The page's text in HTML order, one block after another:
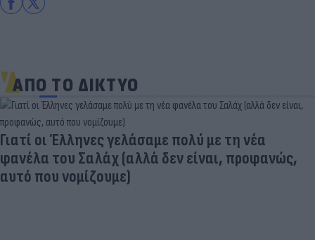
ΑΠΟ ΤΟ ΔΙΚΤΥΟ
Γιατί οι Έλληνες γελάσαμε πολύ με τη νέα
φανέλα του Σαλάχ (αλλά δεν είναι, προφανώς,
αυτό που νομίζουμε)